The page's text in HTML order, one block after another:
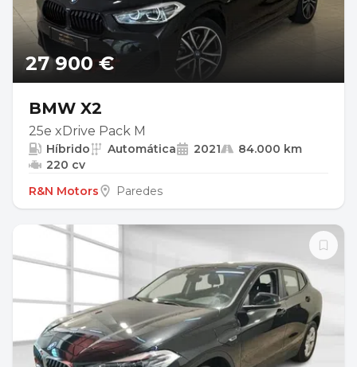
27 900 €
BMW X2
25e xDrive Pack M
Híbrido Automática 2021
84.000 km
220 cv
R&N Motors
Paredes